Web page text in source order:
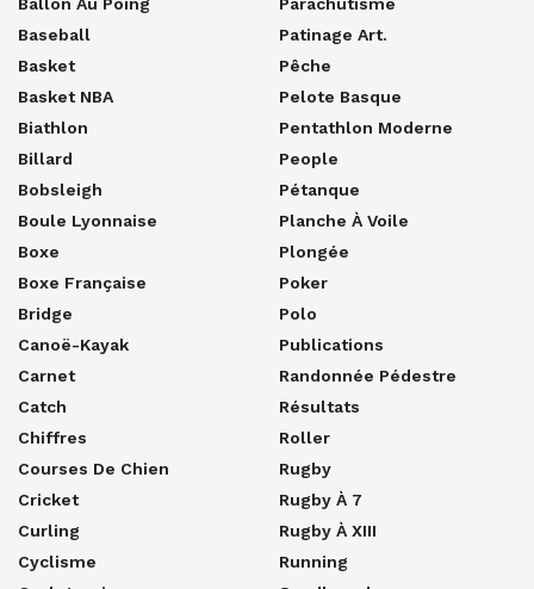
Baseball
Basket
Basket NBA
Biathlon
Billard
Bobsleigh
Boule Lyonnaise
Boxe
Boxe Française
Bridge
Canoë-Kayak
Carnet
Catch
Chiffres
Courses De Chien
Cricket
Curling
Cyclisme
Patinage Art.
Pêche
Pelote Basque
Pentathlon Moderne
People
Pétanque
Planche À Voile
Plongée
Poker
Polo
Publications
Randonnée Pédestre
Résultats
Roller
Rugby
Rugby À 7
Rugby À XIII
Running